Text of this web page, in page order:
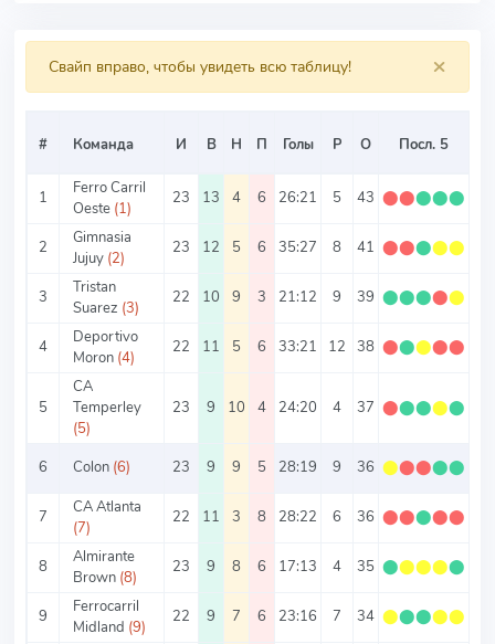
×
Свайп вправо, чтобы увидеть всю таблицу!
# Команда И В Н П Голы Р О Посл. 5
1
Ferro Carril
Oeste (1)
23 13 4 6 26:21 5 43 ⬤⬤⬤⬤⬤
2
Gimnasia
Jujuy (2)
23 12 5 6 35:27 8 41 ⬤⬤⬤⬤⬤
3
Tristan
Suarez (3)
22 10 9 3 21:12 9 39 ⬤⬤⬤⬤⬤
4
Deportivo
Moron (4)
22 11 5 6 33:21 12 38 ⬤⬤⬤⬤⬤
5
CA
Temperley
(5)
23 9 10 4 24:20 4 37 ⬤⬤⬤⬤⬤
6 Colon (6) 23 9 9 5 28:19 9 36 ⬤⬤⬤⬤⬤
7
CA Atlanta
(7)
22 11 3 8 28:22 6 36 ⬤⬤⬤⬤⬤
8
Almirante
Brown (8)
23 9 8 6 17:13 4 35 ⬤⬤⬤⬤⬤
9
Ferrocarril
Midland (9)
22 9 7 6 23:16 7 34 ⬤⬤⬤⬤⬤